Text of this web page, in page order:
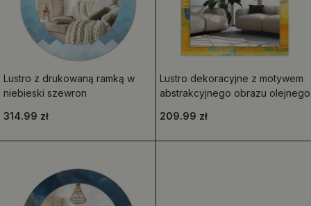
Lustro z drukowaną ramką w
niebieski szewron
314.99 zł
Lustro dekoracyjne z motywem
abstrakcyjnego obrazu olejnego
209.99 zł